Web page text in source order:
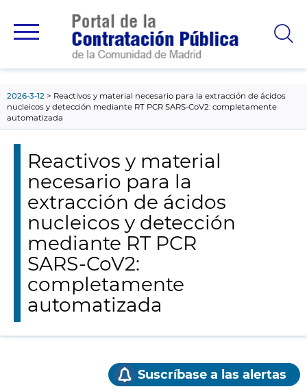
principal
2026-3-12
Reactivos y material necesario para la extracción de ácidos
nucleicos y detección mediante RT PCR SARS-CoV2: completamente
automatizada
Reactivos y material
necesario para la
extracción de ácidos
nucleicos y detección
mediante RT PCR
SARS-CoV2:
completamente
automatizada
Suscríbase a las alertas